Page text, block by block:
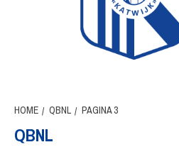
HOME QBNL PAGINA 3
QBNL